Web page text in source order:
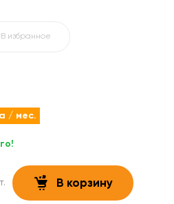
В избранное
/ мес.
В корзину